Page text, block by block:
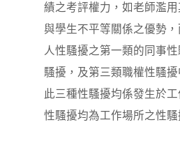
績之考評權力，如老師濫
與學生不平等關係之優勢
人性騷擾之第一類的同事
騷擾，及第三類職權性騷
此三種性騷擾均係發生於
性騷擾均為工作場所之性騷